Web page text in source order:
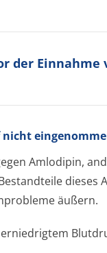
der
Amlodipin,
dieses
äußern.